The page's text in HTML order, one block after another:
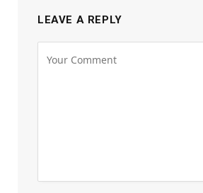
LEAVE A REPLY